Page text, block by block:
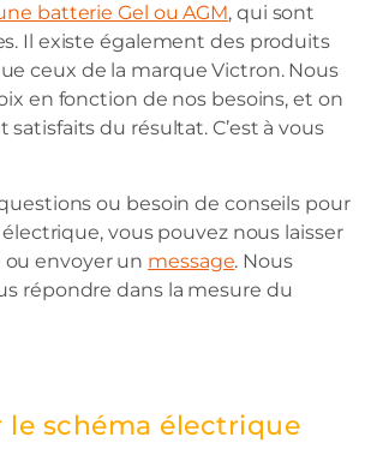
batterie Gel ou AGM, qui sont
Il existe également des produits
ceux de la marque Victron. Nous
en fonction de nos besoins, et on
du résultat. C’est à vous
ou besoin de conseils pour
vous pouvez nous laisser
envoyer un message. Nous
répondre dans la mesure du
le schéma électrique